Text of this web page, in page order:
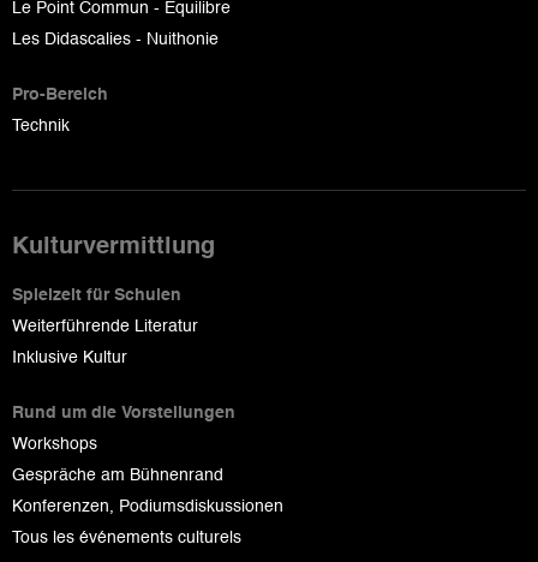
Le Point Commun - Equilibre
Les Didascalies - Nuithonie
Pro-Bereich
Technik
Kulturvermittlung
Spielzeit für Schulen
Weiterführende Literatur
Inklusive Kultur
Rund um die Vorstellungen
Workshops
Gespräche am Bühnenrand
Konferenzen, Podiumsdiskussionen
Tous les événements culturels